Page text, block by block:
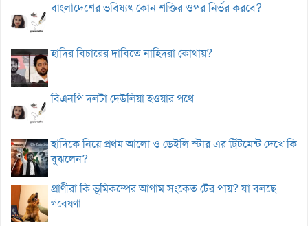
বাংলাদেশের ভবিষ্যৎ কোন শক্তির ওপর নির্ভর করবে?
হাদির বিচারের দাবিতে নাহিদরা কোথায়?
বিএনপি দলটা দেউলিয়া হওয়ার পথে
হাদিকে নিয়ে প্রথম আলো ও ডেইলি স্টার এর ট্রিটমেন্ট দেখে কি
বুঝলেন?
প্রাণীরা কি ভূমিকম্পের আগাম সংকেত টের পায়? যা বলছে
গবেষণা